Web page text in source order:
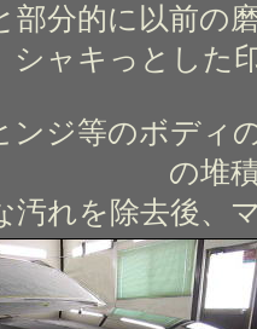
部分的に以前の
シャキっとした
ンジ等のボディ
の堆
汚れを除去後、